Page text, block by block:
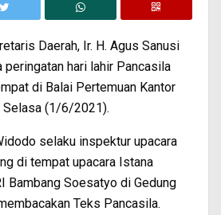
Daerah, Ir. H. Agus Sanusi
peringatan hari lahir Pancasila
di Balai Pertemuan Kantor
Selasa (1/6/2021).
selaku inspektur upacara
di tempat upacara Istana
Bambang Soesatyo di Gedung
Teks Pancasila.